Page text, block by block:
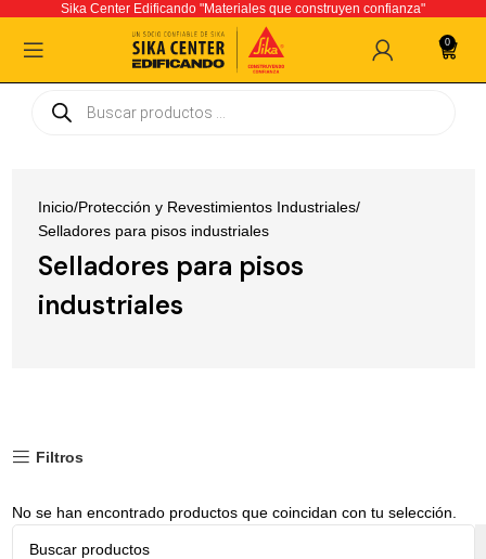
Sika Center Edificando "Materiales que construyen confianza"
0
Inicio Protección y Revestimientos Industriales
Selladores para pisos industriales
Selladores para pisos
industriales
Filtros
No se han encontrado productos que coincidan con tu selección.